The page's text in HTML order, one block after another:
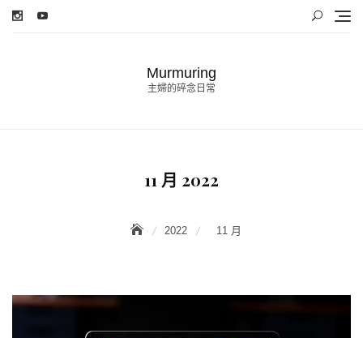
Skip
Murmuring
主婦的碎念日常
11 月 2022
2022 11 月